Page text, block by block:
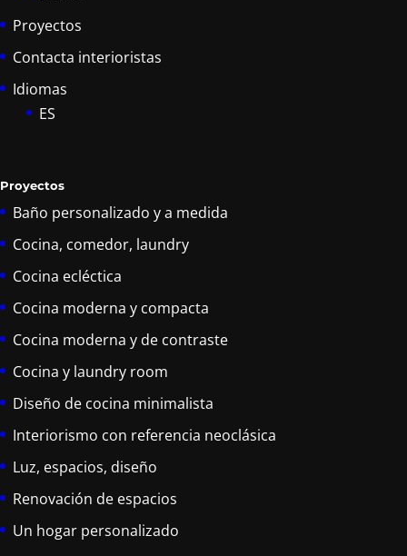
Proyectos
Contacta interioristas
Idiomas
ES
Proyectos
Baño personalizado y a medida
Cocina, comedor, laundry
Cocina ecléctica
Cocina moderna y compacta
Cocina moderna y de contraste
Cocina y laundry room
Diseño de cocina minimalista
Interiorismo con referencia neoclásica
Luz, espacios, diseño
Renovación de espacios
Un hogar personalizado